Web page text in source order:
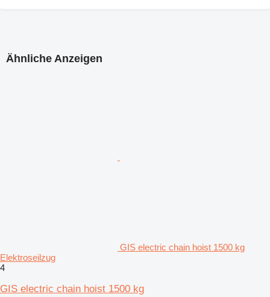
Ähnliche Anzeigen
GIS electric chain hoist 1500 kg
Elektroseilzug
4
GIS electric chain hoist 1500 kg